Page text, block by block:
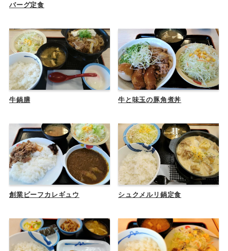
バーグ定食
牛鍋膳 牛と味玉の豚角煮丼
創業ビーフカレギュウ シュクメルリ鍋定食